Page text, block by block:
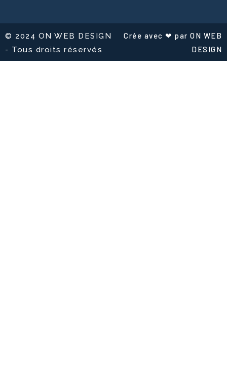
© 2024 ON WEB DESIGN
- Tous droits réservés
Crée avec ❤ par ON WEB
DESIGN